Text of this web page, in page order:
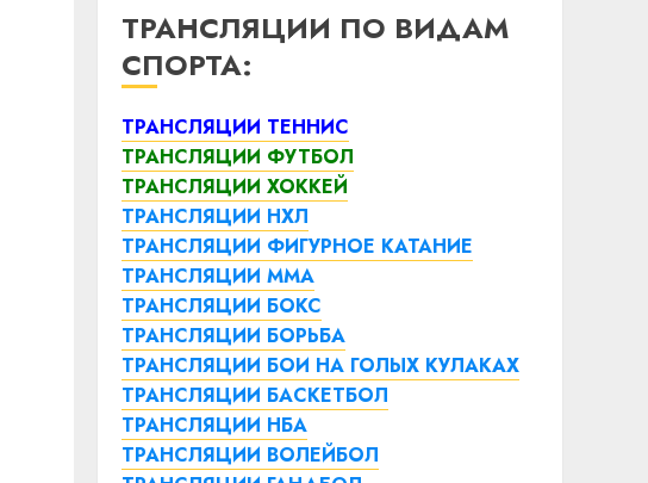
ТРАНСЛЯЦИИ ПО ВИДАМ
СПОРТА:
ТРАНСЛЯЦИИ ТЕННИС
ТРАНСЛЯЦИИ ФУТБОЛ
ТРАНСЛЯЦИИ ХОККЕЙ
ТРАНСЛЯЦИИ НХЛ
ТРАНСЛЯЦИИ ФИГУРНОЕ КАТАНИЕ
ТРАНСЛЯЦИИ ММА
ТРАНСЛЯЦИИ БОКС
ТРАНСЛЯЦИИ БОРЬБА
ТРАНСЛЯЦИИ БОИ НА ГОЛЫХ КУЛАКАХ
ТРАНСЛЯЦИИ БАСКЕТБОЛ
ТРАНСЛЯЦИИ НБА
ТРАНСЛЯЦИИ ВОЛЕЙБОЛ